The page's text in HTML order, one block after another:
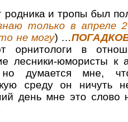
родника и тропы был
только в апреле
не могу) …
орнитологи в
лесники-юмористы к
но думается мне,
среду он ничуть
день мне это слово